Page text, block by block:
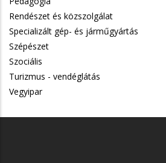
Rendészet és közszolgálat
Specializált gép- és járműgyártás
Szépészet
Szociális
Turizmus - vendéglátás
Vegyipar